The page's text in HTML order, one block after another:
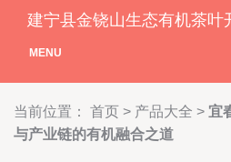
建宁县金铙山生态有机茶叶
MENU
当前位置： 首页 > 产品大全 > 宜
与产业链的有机融合之道